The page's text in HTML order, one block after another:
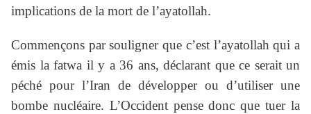
implications de la mort de l’ayatollah.
Commençons par souligner que c’est l’ayatollah qui a
émis la fatwa il y a 36 ans, déclarant que ce serait un
péché pour l’Iran de développer ou d’utiliser une
bombe nucléaire. L’Occident pense donc que tuer la